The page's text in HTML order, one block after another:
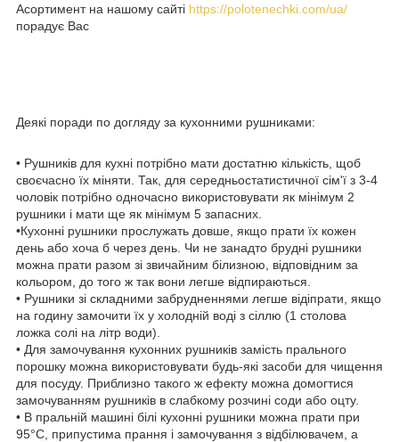
Асортимент на нашому сайті https://polotenechki.com/ua/
порадує Вас
Деякі поради по догляду за кухонними рушниками:
• Рушників для кухні потрібно мати достатню кількість, щоб
своєчасно їх міняти. Так, для середньостатистичної сім'ї з 3-4
чоловік потрібно одночасно використовувати як мінімум 2
рушники і мати ще як мінімум 5 запасних.
•Кухонні рушники прослужать довше, якщо прати їх кожен
день або хоча б через день. Чи не занадто брудні рушники
можна прати разом зі звичайним білизною, відповідним за
кольором, до того ж так вони легше відпираються.
• Рушники зі складними забрудненнями легше відіпрати, якщо
на годину замочити їх у холодній воді з сіллю (1 столова
ложка солі на літр води).
• Для замочування кухонних рушників замість прального
порошку можна використовувати будь-які засоби для чищення
для посуду. Приблизно такого ж ефекту можна домогтися
замочуванням рушників в слабкому розчині соди або оцту.
• В пральній машині білі кухонні рушники можна прати при
95°С, припустима прання і замочування з відбілювачем, а